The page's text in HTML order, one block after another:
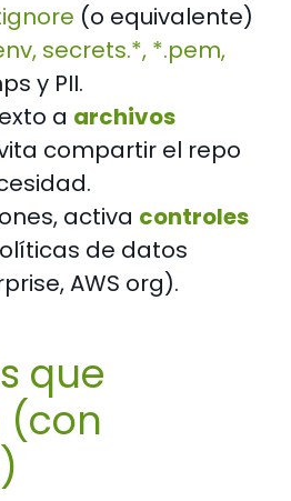
(o equivalente)
, secrets.*, *.pem,
y PII.
a archivos
compartir el repo
activa controles
de datos
AWS org).
que
(con